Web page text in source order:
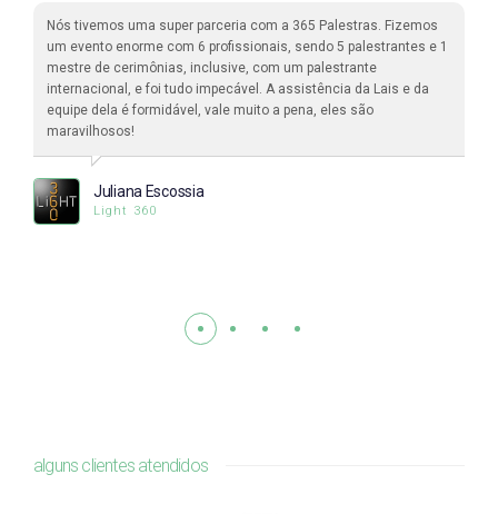
Nós tivemos uma super parceria com a 365 Palestras. Fizemos
um evento enorme com 6 profissionais, sendo 5 palestrantes e 1
mestre de cerimônias, inclusive, com um palestrante
internacional, e foi tudo impecável. A assistência da Lais e da
equipe dela é formidável, vale muito a pena, eles são
maravilhosos!
Juliana Escossia
Light 360
alguns clientes atendidos